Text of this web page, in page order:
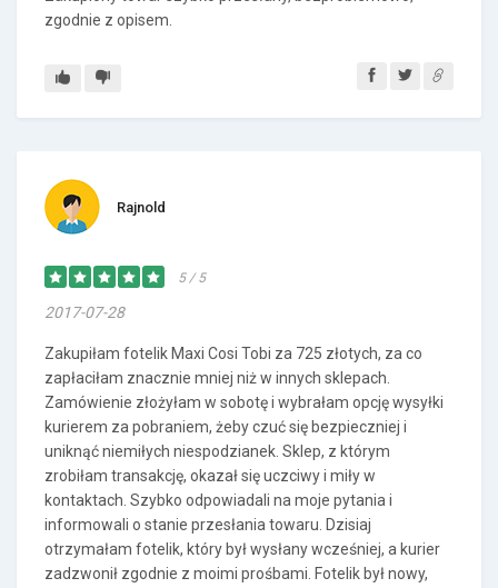
zgodnie z opisem.
Rajnold
5 / 5
2017-07-28
Zakupiłam fotelik Maxi Cosi Tobi za 725 złotych, za co
zapłaciłam znacznie mniej niż w innych sklepach.
Zamówienie złożyłam w sobotę i wybrałam opcję wysyłki
kurierem za pobraniem, żeby czuć się bezpieczniej i
uniknąć niemiłych niespodzianek. Sklep, z którym
zrobiłam transakcję, okazał się uczciwy i miły w
kontaktach. Szybko odpowiadali na moje pytania i
informowali o stanie przesłania towaru. Dzisiaj
otrzymałam fotelik, który był wysłany wcześniej, a kurier
zadzwonił zgodnie z moimi prośbami. Fotelik był nowy,